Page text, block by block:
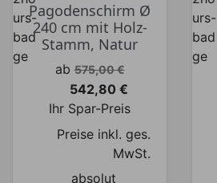
Pagodenschirm Ø
240 cm mit Holz-
Stamm, Natur
Verkaufspreis
ab 575,00 €
Preis
542,80 €
Ihr Spar-Preis
Preise inkl. ges.
MwSt.
absolut